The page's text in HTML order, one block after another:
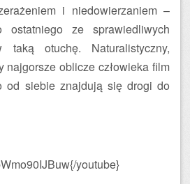
i niedowierzaniem –
ostatniego ze sprawiedliwych
otuchę. Naturalistyczny,
najgorsze oblicze człowieka film
od siebie znajdują się drogi do
youtube}